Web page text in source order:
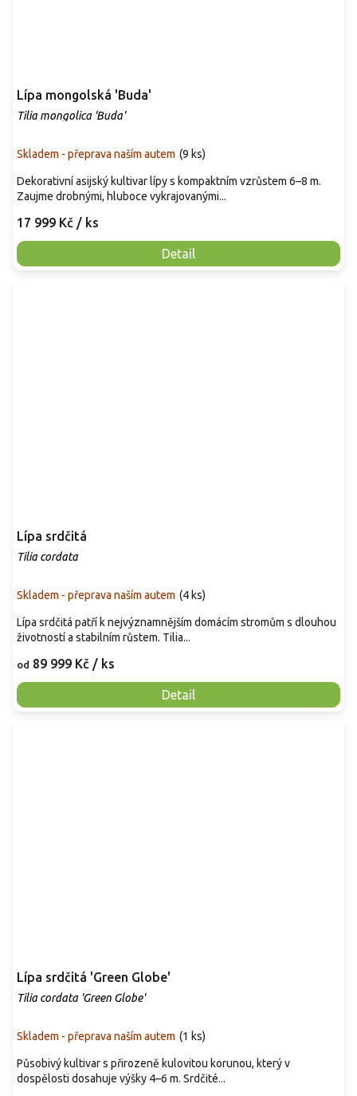
Lípa mongolská 'Buda'
Tilia mongolica 'Buda'
Skladem - přeprava naším autem (9 ks)
17 999 Kč / ks
Detail
Dekorativní asijský kultivar lípy s kompaktním vzrůstem 6–8 m.
Zaujme drobnými, hluboce vykrajovanými...
Lípa srdčitá
Tilia cordata
Skladem - přeprava naším autem (4 ks)
od 89 999 Kč / ks
Detail
Lípa srdčitá patří k nejvýznamnějším domácím stromům s dlouhou
životností a stabilním růstem. Tilia...
Lípa srdčitá 'Green Globe'
Tilia cordata 'Green Globe'
Skladem - přeprava naším autem (1 ks)
Působivý kultivar s přirozeně kulovitou korunou, který v
dospělosti dosahuje výšky 4–6 m. Srdčité...